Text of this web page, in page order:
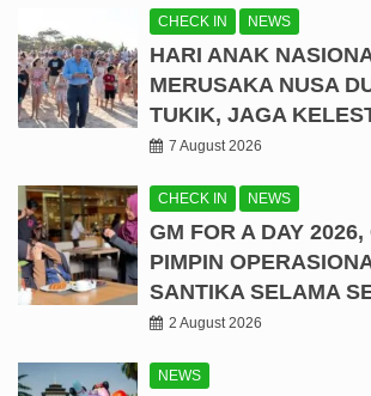
CHECK IN NEWS
HARI ANAK
MERUSAKA NUSA
TUKIK, JAGA
7 August 2026
CHECK IN NEWS
GM FOR A DAY
PIMPIN
SANTIKA SELAMA
2 August 2026
NEWS